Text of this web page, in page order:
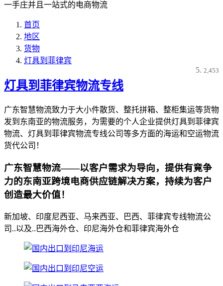
一手庄并且一站式的电商物流
首页
地区
货物
灯具到菲律宾
2,453
灯具到菲律宾物流专线
广东智慧物流致力于大小件散货、整托拼箱、整柜集运等货物
发到东南亚的物流服务，为需要的个人企业提供灯具到菲律宾
物流、灯具到菲律宾物流专线公司等多方面的海运和空运物流
货代公司！
广东智慧物流——以客户需求为导向，提供有竟争
力的东南亚跨境电商供应链解决方案，持续为客户
创造最大价值！
新加坡、印度尼西亚、马来西亚、巴西、菲律宾专线物流公
司..以及..巴西海外仓、印尼海外仓和菲律宾海外仓